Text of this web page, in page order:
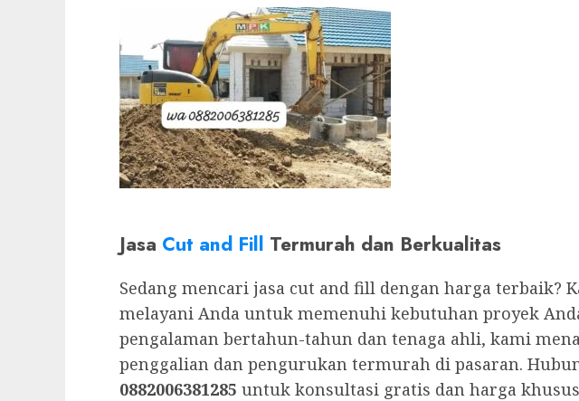
Jasa Cut and Fill Termurah dan Berkualitas
Sedang mencari jasa cut and fill dengan harga terbaik?
melayani Anda untuk memenuhi kebutuhan proyek
pengalaman bertahun-tahun dan tenaga ahli, kami
penggalian dan pengurukan termurah di pasaran.
0882006381285 untuk konsultasi gratis dan harga